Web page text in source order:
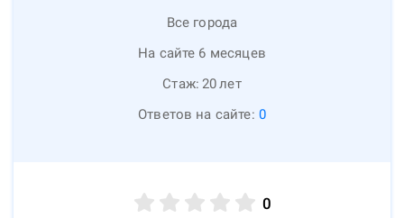
Все города
На сайте 6 месяцев
Стаж: 20лет
Ответов на сайте: 0
0